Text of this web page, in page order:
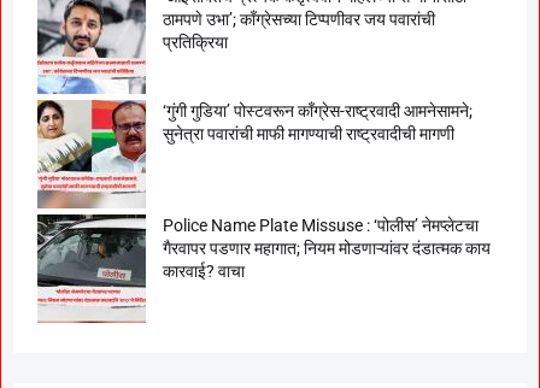
ठामपणे उभा’; काँग्रेसच्या टिप्पणीवर जय पवारांची
प्रतिक्रिया
‘गुंगी गुडिया’ पोस्टवरून काँग्रेस-राष्ट्रवादी आमनेसामने;
सुनेत्रा पवारांची माफी मागण्याची राष्ट्रवादीची मागणी
Police Name Plate Missuse : ‘पोलीस’ नेमप्लेटचा
गैरवापर पडणार महागात; नियम मोडणाऱ्यांवर दंडात्मक काय
कारवाई? वाचा